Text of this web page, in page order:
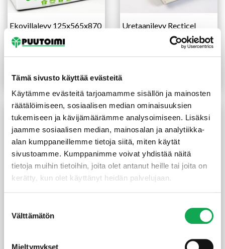
Tämä sivusto käyttää evästeitä
Käytämme evästeitä tarjoamamme sisällön ja mainosten
räätälöimiseen, sosiaalisen median ominaisuuksien
tukemiseen ja kävijämäärämme analysoimiseen. Lisäksi
jaamme sosiaalisen median, mainosalan ja analytiikka-
alan kumppaneillemme tietoja siitä, miten käytät
sivustoamme. Kumppanimme voivat yhdistää näitä
tietoja muihin tietoihin, joita olet antanut heille tai joita on
kerätty, kun olet käyttänyt heidän palvelujaan.
valinta
Välttämätön
Mieltymykset
Ekovillalevy 125x565x870
mm
Lue lisää
Uretaanilevy Recticel
EWall 50x1200x2400 mm
alumiinipintainen
ympäripontattu
Ekovillalevy 50X565X870
Sokkelikaista 100 mm